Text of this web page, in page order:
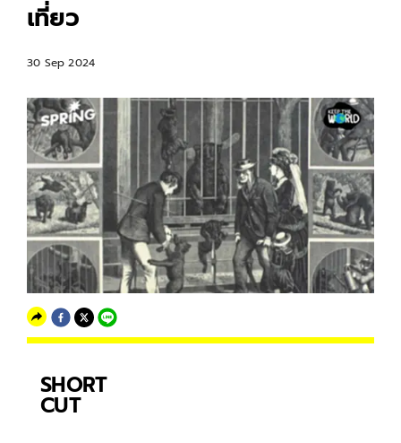
เที่ยว
30 Sep 2024
SHORT
CUT